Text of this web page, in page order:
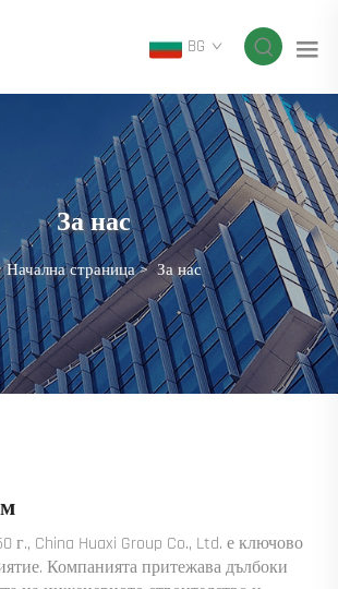
BG
За нас
Начална страница>За нас
г., China Huaxi Group Co., Ltd. е ключово
Компанията притежава дълбоки